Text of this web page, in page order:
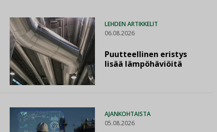
LEHDEN ARTIKKELIT
06.08.2026
Puutteellinen eristys
lisää lämpöhäviöitä
AJANKOHTAISTA
05.08.2026